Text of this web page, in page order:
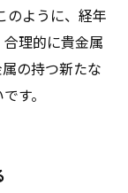
のように、経年
理的に貴金属
の持つ新たな
す。